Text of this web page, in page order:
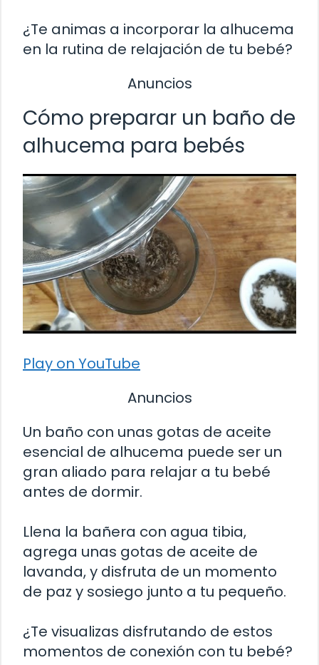
¿Te animas a incorporar la alhucema
en la rutina de relajación de tu bebé?
Anuncios
Cómo preparar un baño de
alhucema para bebés
Play on YouTube
Anuncios
Un baño con unas gotas de aceite
esencial de alhucema puede ser un
gran aliado para relajar a tu bebé
antes de dormir.
Llena la bañera con agua tibia,
agrega unas gotas de aceite de
lavanda, y disfruta de un momento
de paz y sosiego junto a tu pequeño.
¿Te visualizas disfrutando de estos
momentos de conexión con tu bebé?